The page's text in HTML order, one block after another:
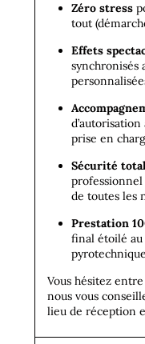
Zéro stress
tout
Effets
synchronisés
prise en
Sécurité
de toutes les
Prestation
final étoilé au
Vous hésitez
nous vous
lieu de réception